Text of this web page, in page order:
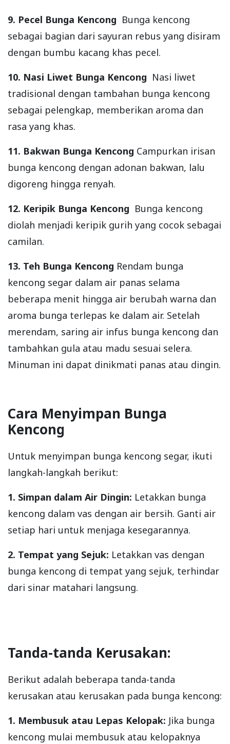
9. Pecel Bunga Kencong Bunga kencong
sebagai bagian dari sayuran rebus yang disiram
dengan bumbu kacang khas pecel.
10. Nasi Liwet Bunga Kencong Nasi liwet
tradisional dengan tambahan bunga kencong
sebagai pelengkap, memberikan aroma dan
rasa yang khas.
11. Bakwan Bunga Kencong Campurkan irisan
bunga kencong dengan adonan bakwan, lalu
digoreng hingga renyah.
12. Keripik Bunga Kencong Bunga kencong
diolah menjadi keripik gurih yang cocok sebagai
camilan.
13. Teh Bunga Kencong Rendam bunga
kencong segar dalam air panas selama
beberapa menit hingga air berubah warna dan
aroma bunga terlepas ke dalam air. Setelah
merendam, saring air infus bunga kencong dan
tambahkan gula atau madu sesuai selera.
Minuman ini dapat dinikmati panas atau dingin.
Cara Menyimpan Bunga
Kencong
Untuk menyimpan bunga kencong segar, ikuti
langkah-langkah berikut:
1. Simpan dalam Air Dingin: Letakkan bunga
kencong dalam vas dengan air bersih. Ganti air
setiap hari untuk menjaga kesegarannya.
2. Tempat yang Sejuk: Letakkan vas dengan
bunga kencong di tempat yang sejuk, terhindar
dari sinar matahari langsung.
Tanda-tanda Kerusakan:
Berikut adalah beberapa tanda-tanda
kerusakan atau kerusakan pada bunga kencong:
1. Membusuk atau Lepas Kelopak: Jika bunga
kencong mulai membusuk atau kelopaknya